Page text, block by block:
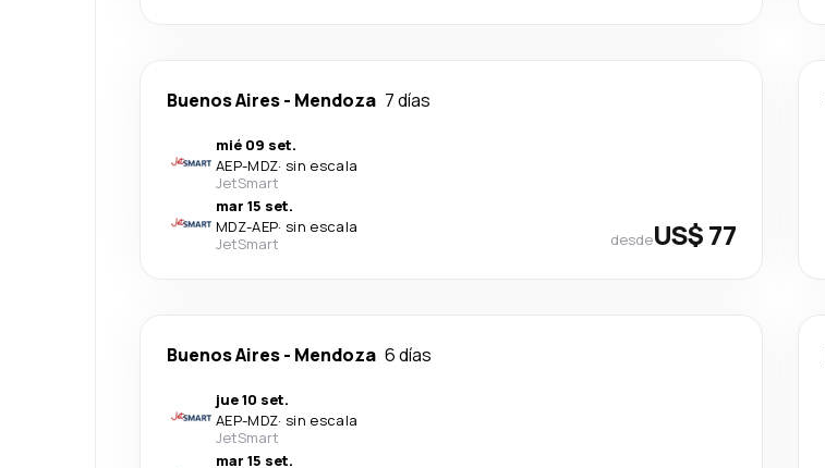
Buenos Aires- Mendoza 7 días
mié 09 set.
AEP-MDZ· sin escala
JetSmart
mar 15 set.
MDZ-AEP· sin escala
JetSmart
desdeUS$ 77
Buenos Aires- Mendoza 6 días
jue 10 set.
AEP-MDZ· sin escala
JetSmart
mar 15 set.